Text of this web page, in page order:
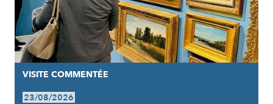
VISITE COMMENTÉE
23/08/2026